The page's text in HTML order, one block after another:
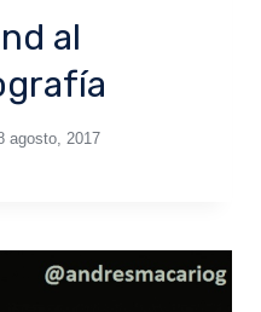
al
agosto, 2017